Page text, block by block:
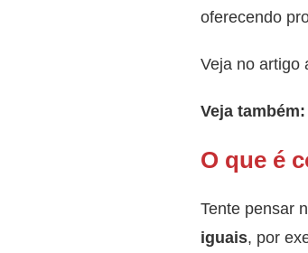
oferecendo
Veja no artigo
Veja também:
O que é
Tente pensar
iguais, por